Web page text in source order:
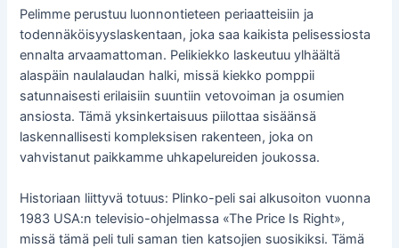
Pelimme perustuu luonnontieteen periaatteisiin ja
todennäköisyyslaskentaan, joka saa kaikista pelisessiosta
ennalta arvaamattoman. Pelikiekko laskeutuu ylhäältä
alaspäin naulalaudan halki, missä kiekko pomppii
satunnaisesti erilaisiin suuntiin vetovoiman ja osumien
ansiosta. Tämä yksinkertaisuus piilottaa sisäänsä
laskennallisesti kompleksisen rakenteen, joka on
vahvistanut paikkamme uhkapelureiden joukossa.
Historiaan liittyvä totuus: Plinko-peli sai alkusoiton vuonna
1983 USA:n televisio-ohjelmassa «The Price Is Right»,
missä tämä peli tuli saman tien katsojien suosikiksi. Tämä